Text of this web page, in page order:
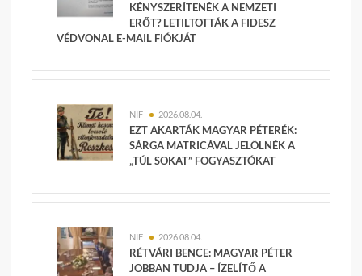
KÉNYSZERÍTENÉK A NEMZETI
ERŐT? LETILTOTTÁK A FIDESZ
VÉDVONAL E-MAIL FIÓKJÁT
NIF 2026.08.04.
EZT AKARTÁK MAGYAR PÉTERÉK:
SÁRGA MATRICÁVAL JELÖLNÉK A
„TÚL SOKAT” FOGYASZTÓKAT
NIF 2026.08.04.
RÉTVÁRI BENCE: MAGYAR PÉTER
JOBBAN TUDJA – ÍZELÍTŐ A